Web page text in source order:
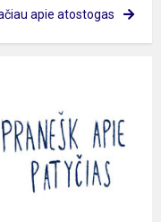
apie atostogas